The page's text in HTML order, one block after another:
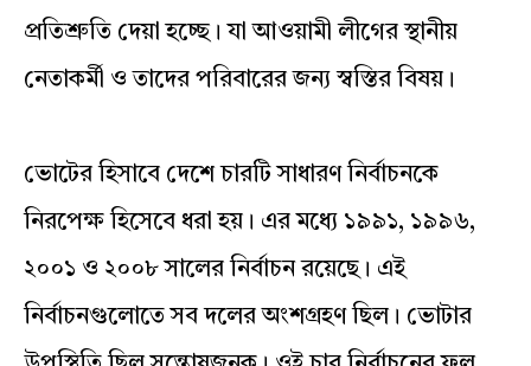
প্রতিশ্রুতি দেয়া হচ্ছে। যা আওয়ামী লীগের স্থানীয়
নেতাকর্মী ও তাদের পরিবারের জন্য স্বস্তির বিষয়।
ভোটের হিসাবে দেশে চারটি সাধারণ নির্বাচনকে
নিরপেক্ষ হিসেবে ধরা হয়। এর মধ্যে ১৯৯১, ১৯৯৬,
২০০১ ও ২০০৮ সালের নির্বাচন রয়েছে। এই
নির্বাচনগুলোতে সব দলের অংশগ্রহণ ছিল। ভোটার